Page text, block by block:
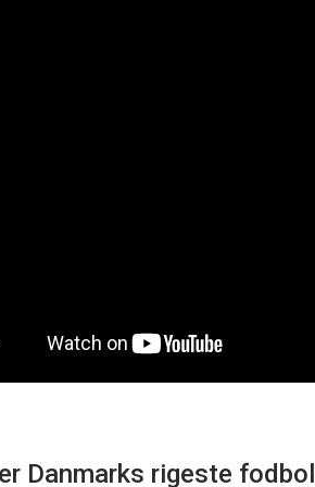
Danmarks rigeste